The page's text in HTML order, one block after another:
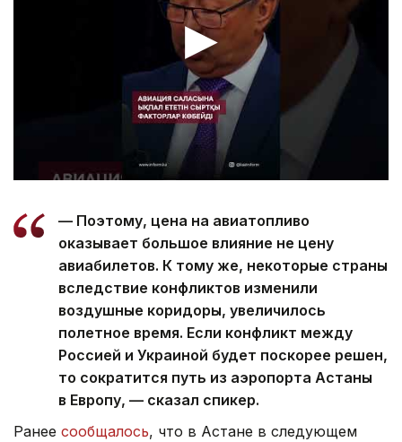
— Поэтому, цена на авиатопливо
оказывает большое влияние не цену
авиабилетов. К тому же, некоторые страны
вследствие конфликтов изменили
воздушные коридоры, увеличилось
полетное время. Если конфликт между
Россией и Украиной будет поскорее решен,
то сократится путь из аэропорта Астаны
в Европу, — сказал спикер.
Ранее сообщалось, что в Астане в следующем